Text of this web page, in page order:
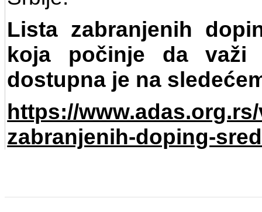
Lista zabranjenih
koja počinje da važi
dostupna je na
https://
zabranjenih-doping-